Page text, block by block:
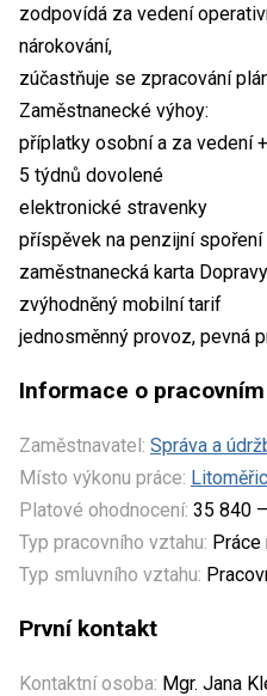
zodpovídá za vedení
nárokování,
zúčastňuje se zpracování
Zaměstnanecké výhoy:
příplatky osobní a za vedení
5 týdnů dovolené
elektronické stravenky
příspěvek na penzijní spoření
zaměstnanecká karta
zvýhodněný mobilní tarif
jednosměnný provoz, pevná
Informace o
Zaměstnavatel: Správa a
Místo výkonu práce:
Platové ohodnocení: 35 840
Typ pracovního vztahu: Práce
Typ smluvního vztahu:
První kontakt
Kontaktní osoba: Mgr. Jana